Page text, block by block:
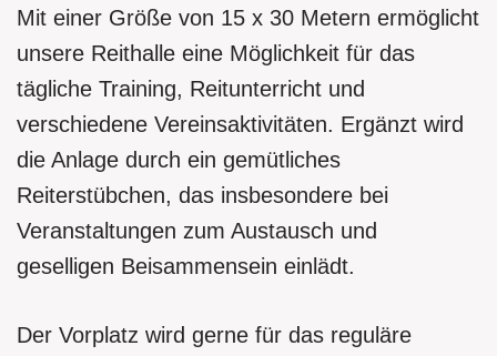
Mit einer Größe von 15 x 30 Metern ermöglicht
unsere Reithalle eine Möglichkeit für das
tägliche Training, Reitunterricht und
verschiedene Vereinsaktivitäten. Ergänzt wird
die Anlage durch ein gemütliches
Reiterstübchen, das insbesondere bei
Veranstaltungen zum Austausch und
geselligen Beisammensein einlädt.
Der Vorplatz wird gerne für das reguläre